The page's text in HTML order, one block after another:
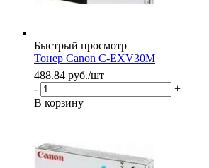
Быстрый просмотр
Тонер Canon C-EXV30M
488.84 руб./шт
-
+
В корзину